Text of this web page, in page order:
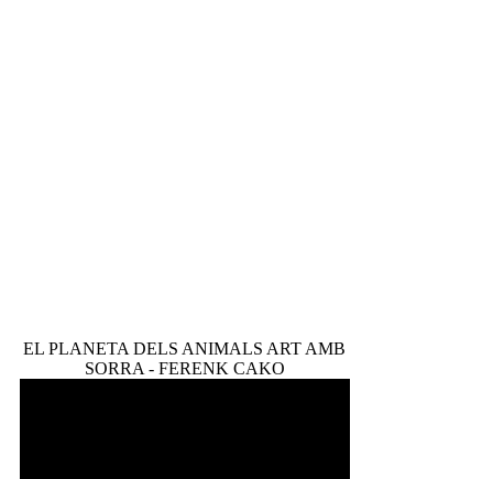
EL PLANETA DELS ANIMALS ART AMB
SORRA - FERENK CAKO